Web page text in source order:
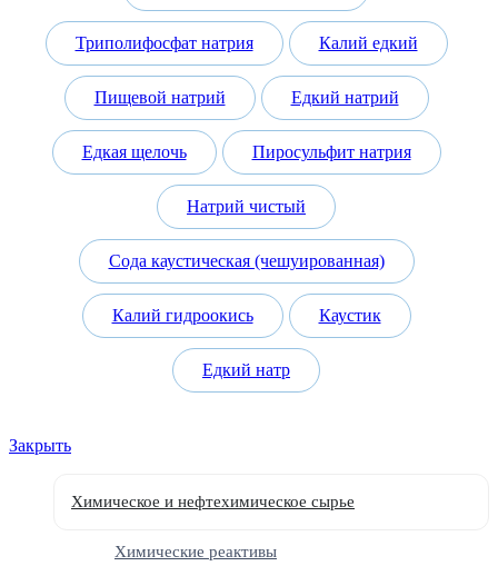
Триполифосфат натрия Калий едкий
Пищевой натрий Едкий натрий
Едкая щелочь Пиросульфит натрия
Натрий чистый
Сода каустическая (чешуированная)
Калий гидроокись Каустик
Едкий натр
Закрыть
Химическое и нефтехимическое сырье
Химические реактивы